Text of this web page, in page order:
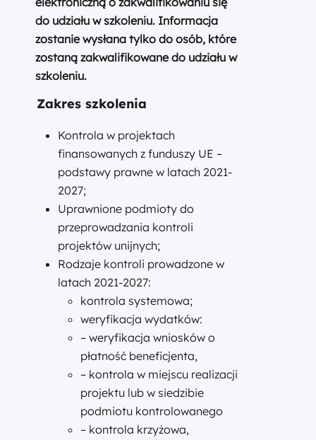
do udziału w szkoleniu. Informacja
zostanie wysłana tylko do osób, które
zostaną zakwalifikowane do udziału w
szkoleniu.
Zakres szkolenia
Kontrola w projektach
finansowanych z funduszy UE –
podstawy prawne w latach 2021-
2027;
Uprawnione podmioty do
przeprowadzania kontroli
projektów unijnych;
Rodzaje kontroli prowadzone w
latach 2021-2027:
kontrola systemowa;
weryfikacja wydatków:
– weryfikacja wniosków o
płatność beneficjenta,
– kontrola w miejscu realizacji
projektu lub w siedzibie
podmiotu kontrolowanego
– kontrola krzyżowa,